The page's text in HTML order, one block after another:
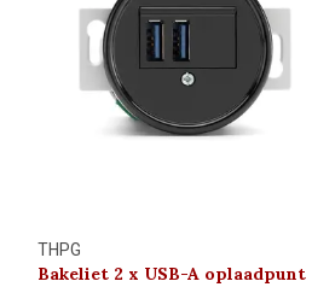
THPG
Bakeliet 2 x USB-A oplaadpunt